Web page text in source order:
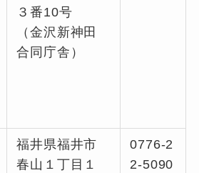
３番10号
（金沢新神田
合同庁舎）
福井県福井市
春山１丁目１
0776-2
2-5090